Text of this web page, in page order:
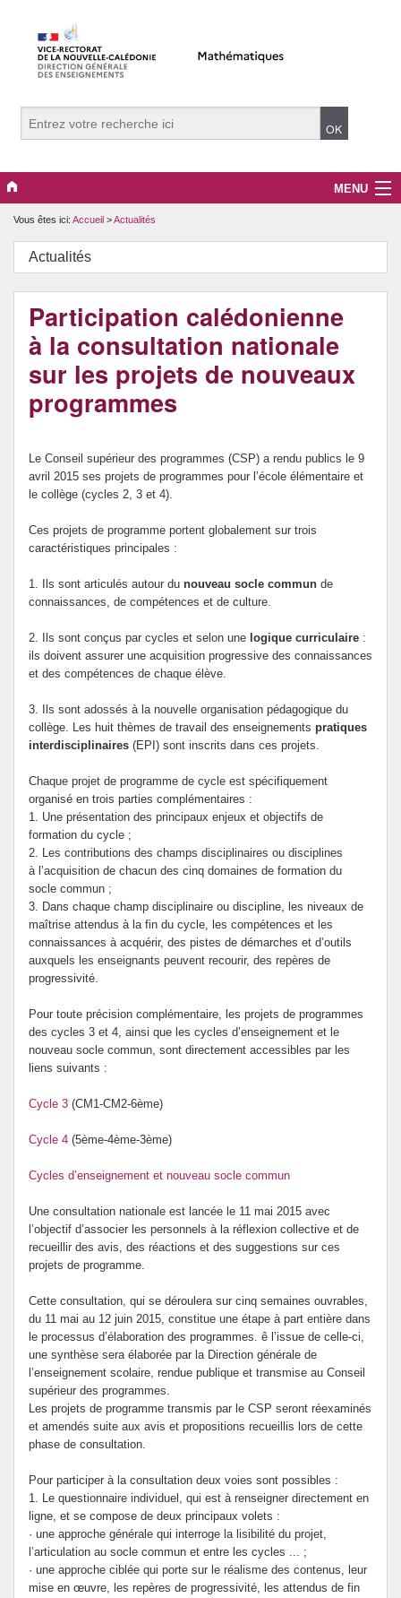
MENU
Evènements
Collège
Lycée
Vers le supérieur
Maître Auxiliaire
Se former
Vous êtes ici: Accueil >Actualités
Actualités
Participation calédonienne
à la consultation nationale
sur les projets de nouveaux
programmes
Le Conseil supérieur des programmes (CSP) a rendu publics le 9
avril 2015 ses projets de programmes pour l’école élémentaire et
le collège (cycles 2, 3 et 4).
Ces projets de programme portent globalement sur trois
caractéristiques principales :
1. Ils sont articulés autour du nouveau socle commun de
connaissances, de compétences et de culture.
2. Ils sont conçus par cycles et selon une logique curriculaire :
ils doivent assurer une acquisition progressive des connaissances
et des compétences de chaque élève.
3. Ils sont adossés à la nouvelle organisation pédagogique du
collège. Les huit thèmes de travail des enseignements pratiques
interdisciplinaires (EPI) sont inscrits dans ces projets.
Chaque projet de programme de cycle est spécifiquement
organisé en trois parties complémentaires :
1. Une présentation des principaux enjeux et objectifs de
formation du cycle ;
2. Les contributions des champs disciplinaires ou disciplines
à l’acquisition de chacun des cinq domaines de formation du
socle commun ;
3. Dans chaque champ disciplinaire ou discipline, les niveaux de
maîtrise attendus à la fin du cycle, les compétences et les
connaissances à acquérir, des pistes de démarches et d’outils
auxquels les enseignants peuvent recourir, des repères de
progressivité.
Pour toute précision complémentaire, les projets de programmes
des cycles 3 et 4, ainsi que les cycles d’enseignement et le
nouveau socle commun, sont directement accessibles par les
liens suivants :
Cycle 3 (CM1-CM2-6ème)
Cycle 4 (5ème-4ème-3ème)
Cycles d’enseignement et nouveau socle commun
Une consultation nationale est lancée le 11 mai 2015 avec
l’objectif d’associer les personnels à la réflexion collective et de
recueillir des avis, des réactions et des suggestions sur ces
projets de programme.
Cette consultation, qui se déroulera sur cinq semaines ouvrables,
du 11 mai au 12 juin 2015, constitue une étape à part entière dans
le processus d’élaboration des programmes. ê l’issue de celle-ci,
une synthèse sera élaborée par la Direction générale de
l’enseignement scolaire, rendue publique et transmise au Conseil
supérieur des programmes.
Les projets de programme transmis par le CSP seront réexaminés
et amendés suite aux avis et propositions recueillis lors de cette
phase de consultation.
Pour participer à la consultation deux voies sont possibles :
1. Le questionnaire individuel, qui est à renseigner directement en
ligne, et se compose de deux principaux volets :
· une approche générale qui interroge la lisibilité du projet,
l’articulation au socle commun et entre les cycles ... ;
· une approche ciblée qui porte sur le réalisme des contenus, leur
mise en œuvre, les repères de progressivité, les attendus de fin